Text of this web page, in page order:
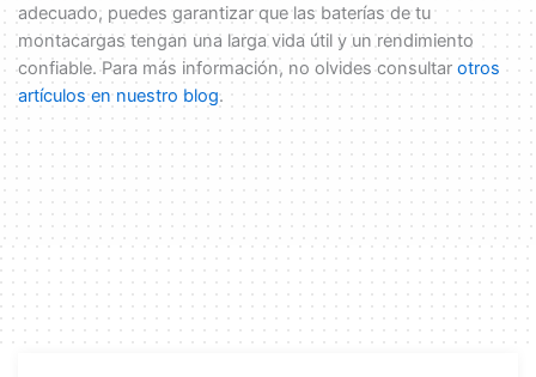
adecuado, puedes garantizar que las baterías de tu
montacargas tengan una larga vida útil y un rendimiento
confiable. Para más información, no olvides consultar otros
artículos en nuestro blog.